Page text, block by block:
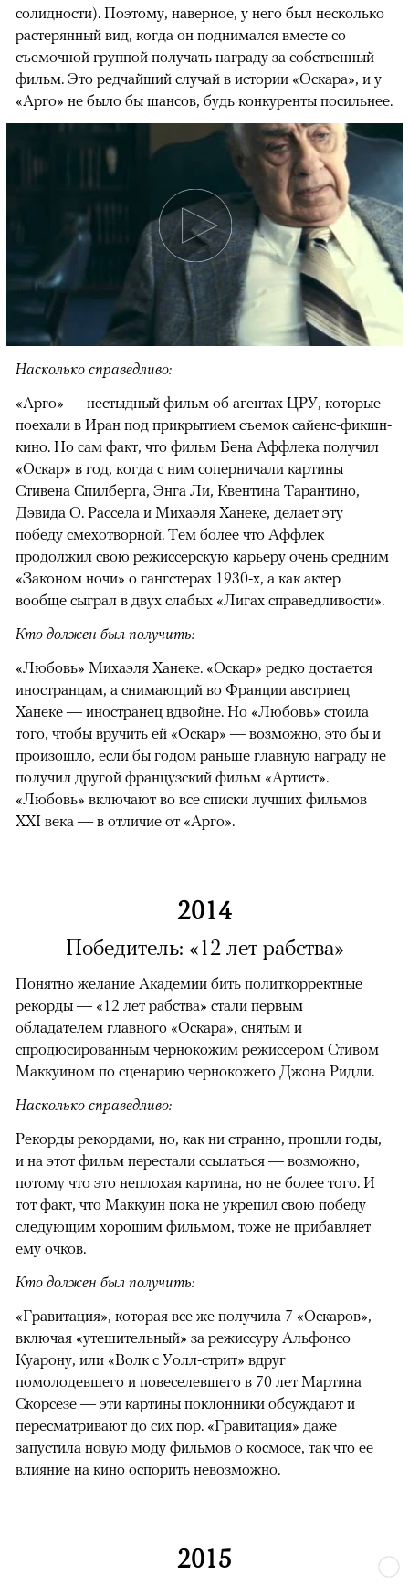
солидности). Поэтому, наверное, у него был несколько
растерянный вид, когда он поднимался вместе со
съемочной группой получать награду за собственный
фильм. Это редчайший случай в истории «Оскара», и у
«Арго» не было бы шансов, будь конкуренты посильнее.
Насколько справедливо:
«Арго» — нестыдный фильм об агентах ЦРУ, которые
поехали в Иран под прикрытием съемок сайенс-фикшн-
кино. Но сам факт, что фильм Бена Аффлека получил
«Оскар» в год, когда с ним соперничали картины
Стивена Спилберга, Энга Ли, Квентина Тарантино,
Дэвида О. Рассела и Михаэля Ханеке, делает эту
победу смехотворной. Тем более что Аффлек
продолжил свою режиссерскую карьеру очень средним
«Законом ночи» о гангстерах 1930-х, а как актер
вообще сыграл в двух слабых «Лигах справедливости».
Кто должен был получить:
«Любовь» Михаэля Ханеке. «Оскар» редко достается
иностранцам, а снимающий во Франции австриец
Ханеке — иностранец вдвойне. Но «Любовь» стоила
того, чтобы вручить ей «Оскар» — возможно, это бы и
произошло, если бы годом раньше главную награду не
получил другой французский фильм «Артист».
«Любовь» включают во все списки лучших фильмов
XXI века — в отличие от «Арго».
2014
Победитель: «12 лет рабства»
Понятно желание Академии бить политкорректные
рекорды — «12 лет рабства» стали первым
обладателем главного «Оскара», снятым и
спродюсированным чернокожим режиссером Стивом
Маккуином по сценарию чернокожего Джона Ридли.
Насколько справедливо:
Рекорды рекордами, но, как ни странно, прошли годы,
и на этот фильм перестали ссылаться — возможно,
потому что это неплохая картина, но не более того. И
тот факт, что Маккуин пока не укрепил свою победу
следующим хорошим фильмом, тоже не прибавляет
ему очков.
Кто должен был получить:
«Гравитация», которая все же получила 7 «Оскаров»,
включая «утешительный» за режиссуру Альфонсо
Куарону, или «Волк с Уолл-стрит» вдруг
помолодевшего и повеселевшего в 70 лет Мартина
Скорсезе — эти картины поклонники обсуждают и
пересматривают до сих пор. «Гравитация» даже
запустила новую моду фильмов о космосе, так что ее
влияние на кино оспорить невозможно.
2015